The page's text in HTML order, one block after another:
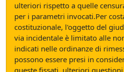
ulteriori rispetto a quelle
per i parametri invocati.Per
costituzionale, l'oggetto del
via incidentale è limitato alle
indicati nelle ordinanze di
possono essere presi in
queste fissati, ulteriori